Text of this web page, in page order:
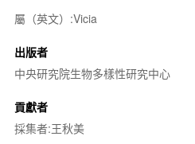
屬（英文）:Vicia
出版者
中央研究院生物多樣性研究中心
貢獻者
採集者:王秋美